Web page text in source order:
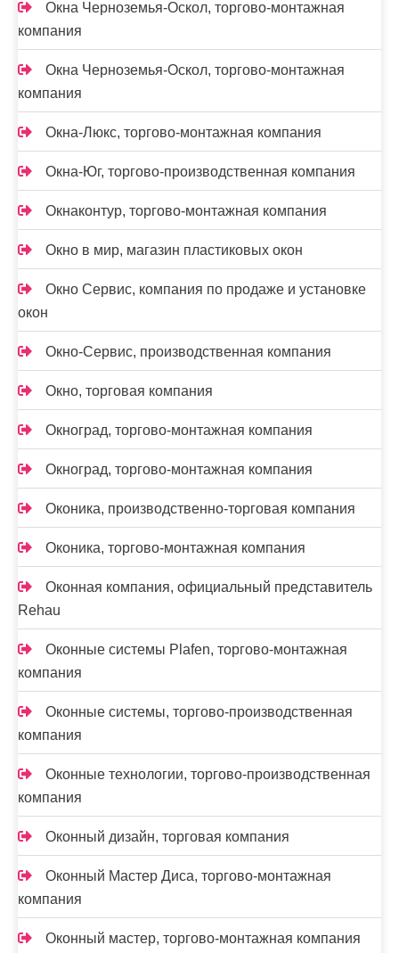
Окна Черноземья-Оскол, торгово-монтажная
компания
Окна Черноземья-Оскол, торгово-монтажная
компания
Окна-Люкс, торгово-монтажная компания
Окна-Юг, торгово-производственная компания
Окнаконтур, торгово-монтажная компания
Окно в мир, магазин пластиковых окон
Окно Сервис, компания по продаже и установке
окон
Окно-Сервис, производственная компания
Окно, торговая компания
Окноград, торгово-монтажная компания
Окноград, торгово-монтажная компания
Оконика, производственно-торговая компания
Оконика, торгово-монтажная компания
Оконная компания, официальный представитель
Rehau
Оконные системы Plafen, торгово-монтажная
компания
Оконные системы, торгово-производственная
компания
Оконные технологии, торгово-производственная
компания
Оконный дизайн, торговая компания
Оконный Мастер Диса, торгово-монтажная
компания
Оконный мастер, торгово-монтажная компания